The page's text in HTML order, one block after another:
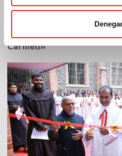
India: Bendición e
Carmeli»